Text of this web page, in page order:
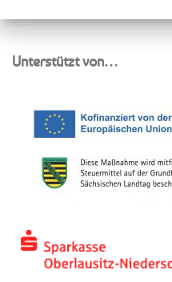
Unterstützt von…